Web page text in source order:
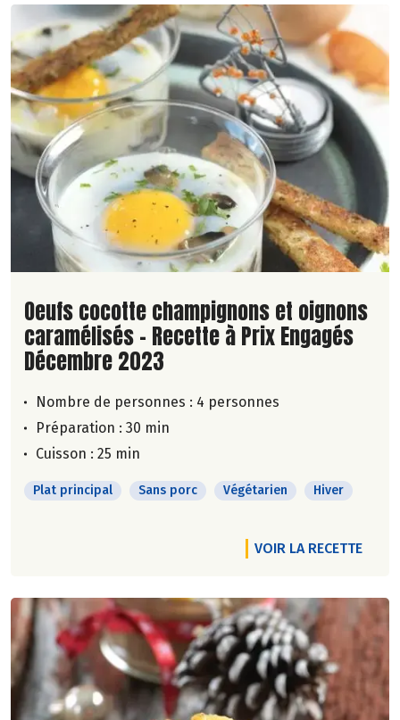
Lire la suite de la recette
Oeufs cocotte champignons et oignons
caramélisés - Recette à Prix Engagés
Décembre 2023
Nombre de personnes : 4 personnes
Préparation : 30 min
Cuisson : 25 min
Plat principal Sans porc Végétarien Hiver
VOIR LA RECETTE